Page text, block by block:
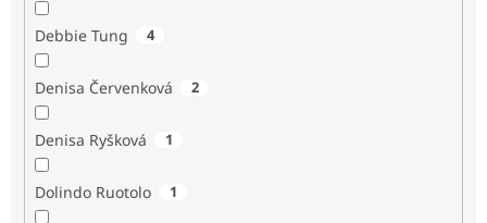
Debbie Tung 4
Denisa Červenková 2
Denisa Ryšková 1
Dolindo Ruotolo 1